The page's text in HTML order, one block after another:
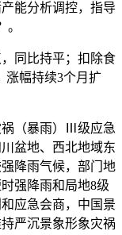
能分析调控，指导
同比持平；扣除食
涨幅持续3个月扩
（暴雨）Ⅲ级应急
盆地、西北地域东
降雨气候，部门地
强降雨和局地8级
应急会商，中国景
严沉景象形象灾祸